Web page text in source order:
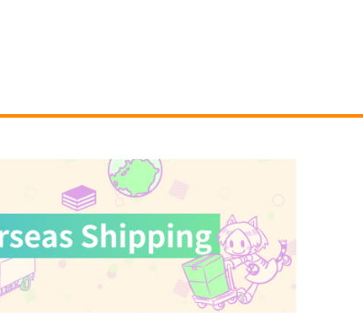
ょうだい 1
）
環と康平 1
KADOKAWA
858 円（税込）
サンプル 作品詳細